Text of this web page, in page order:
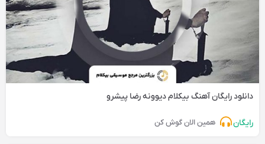
دانلود رایگان آهنگ‌ بیکلام دیوونه رضا پیشرو
رایگان همین الان گوش کن